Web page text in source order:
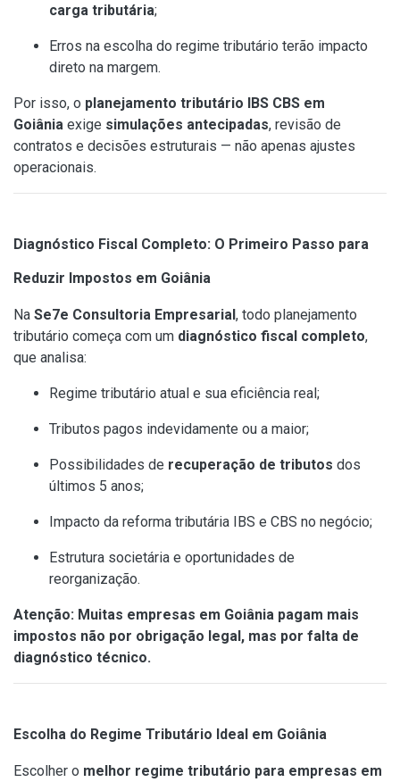
carga tributária;
Erros na escolha do regime tributário terão impacto
direto na margem.
Por isso, o planejamento tributário IBS CBS em
Goiânia exige simulações antecipadas, revisão de
contratos e decisões estruturais — não apenas ajustes
operacionais.
Diagnóstico Fiscal Completo: O Primeiro Passo para
Reduzir Impostos em Goiânia
Na Se7e Consultoria Empresarial, todo planejamento
tributário começa com um diagnóstico fiscal completo,
que analisa:
Regime tributário atual e sua eficiência real;
Tributos pagos indevidamente ou a maior;
Possibilidades de recuperação de tributos dos
últimos 5 anos;
Impacto da reforma tributária IBS e CBS no negócio;
Estrutura societária e oportunidades de
reorganização.
Atenção: Muitas empresas em Goiânia pagam mais
impostos não por obrigação legal, mas por falta de
diagnóstico técnico.
Escolha do Regime Tributário Ideal em Goiânia
Escolher o melhor regime tributário para empresas em